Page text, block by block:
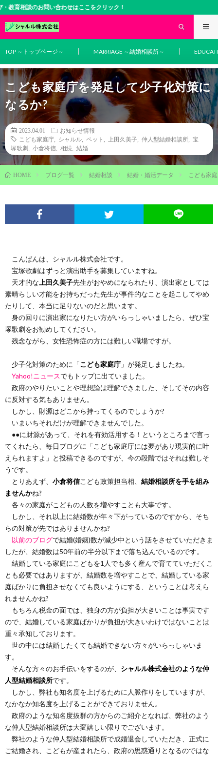
お問い合わせはここをクリック！
TOP ～トップページ～ MARRIAGE ～結婚相談所～
こども家庭庁を発足して少子化対策に
なるか?
2023.04.01
お知らせ情報
こども家庭庁
シャルル ペット 上田久美子 仲人型結婚相談所
宝
塚歌劇
小倉将信 相続 結婚
HOME ブログ一覧 結婚相談 結婚・婚活データ こども家
こんばんは、シャルル株式会社です。
宝塚歌劇はずっと演出助手を募集していますね。
天才的な 上田久美子先生がおやめになられたり、演出家としては
素晴らしい才能をお持ちだった先生が事件的なことを起こしてやめ
たりして、本当に足りないのだと思います。
身の回りに演出家になりたい方がいらっしゃいましたら、ぜひ宝
塚歌劇をお勧めしてください。
残念ながら、女性恐怖症の方には難しい職場ですが。
少子化対策のために「こども家庭庁 」が発足しましたね。
Yahoo!ニュースでもトップに出ていました。
政府のやりたいことや理想論は理解できました、そしてその内容
に反対する気もありません。
しかし、財源はどこから持ってくるのでしょうか?
いまいちそれだけが理解できませんでした。
●●に財源があって、それを有効活用する！というところまで言っ
てくれたら、毎日ブログに「こども家庭庁には夢があり現実的に叶
えられますよ」と投稿できるのですが、今の段階ではそれは難しそ
うです。
とりあえず、 小倉将信こども政策担当相、 結婚相談所を手を組み
ませんかね?
各々の家庭がこどもの人数を増やすことも大事です。
しかし、それ以上に結婚数が年々下がっているのですから、そち
らの対策が先ではありませんかね?
以前のブログで結婚(婚姻)数が減少中という話をさせていただきま
したが、結婚数は50年前の半分以下まで落ち込んでいるのです。
結婚している家庭にこどもを1人でも多く産んで育てていただくこ
とも必要ではありますが、結婚数を増やすことで、結婚している家
庭ばかりに負担させなくても良いようにする、ということは考えら
れませんかね?
もちろん税金の面では、独身の方が負担が大きいことは事実です
ので、結婚している家庭ばかりが負担が大きいわけではないことは
重々承知しております。
世の中には結婚したくても結婚できない方々がいらっしゃいま
す。
そんな方々のお手伝いをするのが、 シャルル株式会社のような仲
人型結婚相談所です。
しかし、弊社も知名度を上げるために人脈作りをしていますが、
なかなか知名度を上げることができておりません。
政府のような知名度抜群の方からのご紹介となれば、弊社のよう
な仲人型結婚相談所は大変嬉しい限りでございます。
弊社のような仲人型結婚相談所で成婚退会していただき、正式に
ご結婚され、こどもが産まれたら、政府の思惑通りとなるのではな